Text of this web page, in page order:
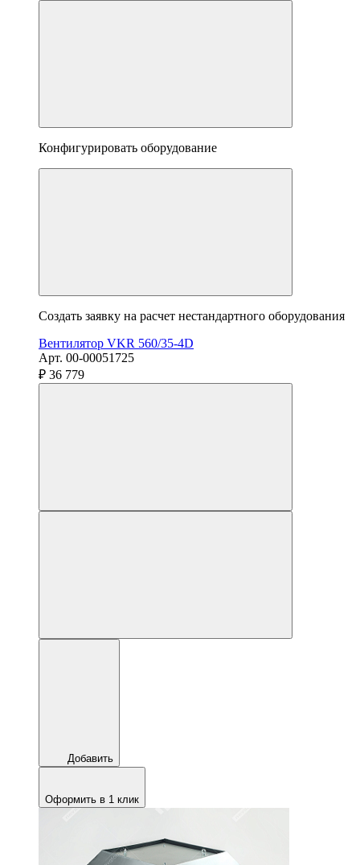
Конфигурировать оборудование
Создать заявку на расчет нестандартного оборудования
Вентилятор VKR 560/35-4D
Арт. 00-00051725
₽ 36 779
Добавить
Оформить в 1 клик